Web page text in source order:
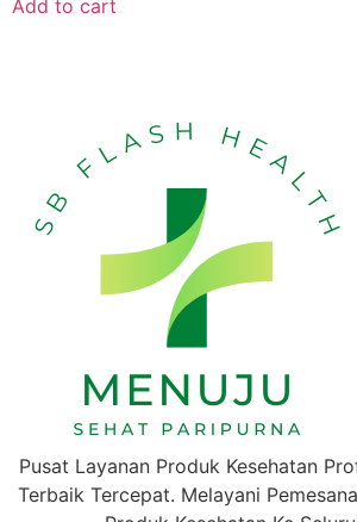
Add to cart
Pusat Layanan Produk Kesehatan
Terbaik Tercepat. Melayani